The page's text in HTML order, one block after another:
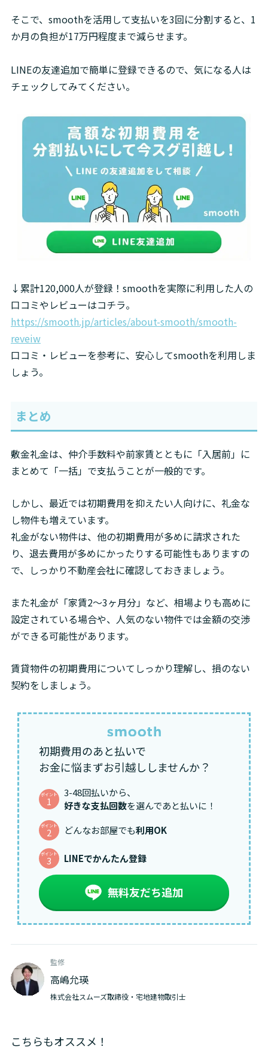
そこで、smoothを活用して支払いを3回に分割すると、1
か月の負担が17万円程度まで減らせます。
LINEの友達追加で簡単に登録できるので、気になる人は
チェックしてみてください。
↓累計120,000人が登録！smoothを実際に利用した人の
https://smooth.jp/articles/about-smooth/smooth-
reveiw
口コミ・レビューを参考に、安心してsmoothを利用しま
しょう。
まとめ
敷金礼金は、仲介手数料や前家賃とともに「入居前」に
まとめて「一括」で支払うことが一般的です。
しかし、最近では初期費用を抑えたい人向けに、礼金な
し物件も増えています。
礼金がない物件は、他の初期費用が多めに請求された
り、退去費用が多めにかったりする可能性もありますの
で、しっかり不動産会社に確認しておきましょう。
また礼金が「家賃2〜3ヶ月分」など、相場よりも高めに
設定されている場合や、人気のない物件では金額の交渉
ができる可能性があります。
賃貸物件の初期費用についてしっかり理解し、損のない
契約をしましょう。
初期費用のあと払いで
お金に悩まずお引越ししませんか？
ポイント
1
3-48回払いから、
好きな支払回数を選んであと払いに！
ポイント
2 どんなお部屋でも利用OK
ポイント
3 LINEでかんたん登録
無料友だち追加
監修
高嶋允瑛
株式会社スムーズ取締役・宅地建物取引士
こちらもオススメ！